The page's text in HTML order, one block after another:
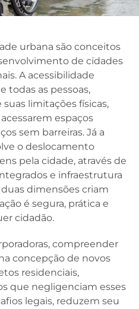
urbana são conceitos
de cidades
A acessibilidade
todas as pessoas,
limitações físicas,
espaços
sem barreiras. Já a
o deslocamento
pela cidade, através de
e infraestrutura
dimensões criam
é segura, prática e
cidadão.
compreender
concepção de novos
residenciais,
que negligenciam esses
legais, reduzem seu